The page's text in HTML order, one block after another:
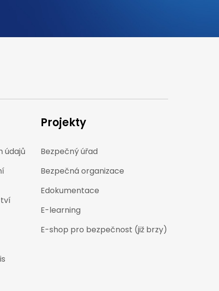
údajů
Projekty
Bezpečný úřad
Bezpečná organizace
Edokumentace
E-learning
E-shop pro bezpečnost (již brzy)